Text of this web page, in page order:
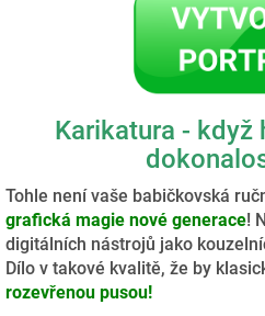
Karikatura - když
Tohle není vaše babičkovská
grafická magie nové generace!
digitálních nástrojů jako
Dílo v takové kvalitě, že by
rozevřenou pusou!